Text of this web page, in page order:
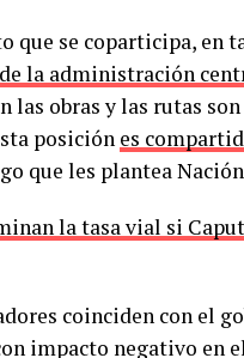
que se coparticipa, en
la administración
las obras y las rutas
posición es
que les plantea
la tasa vial si
coinciden con el
impacto negativo en